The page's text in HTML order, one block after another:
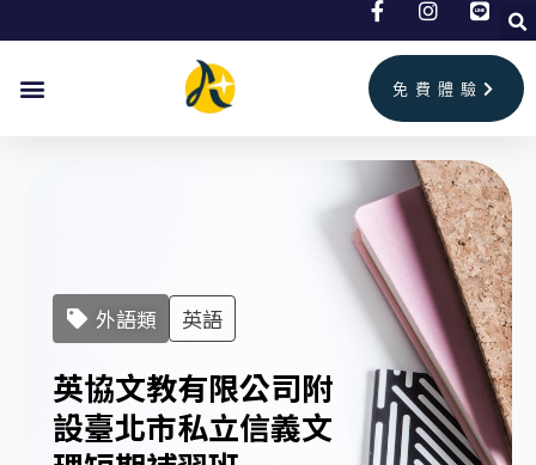
免費體驗
外語類 英語
英協文教有限公司附
設臺北市私立信義文